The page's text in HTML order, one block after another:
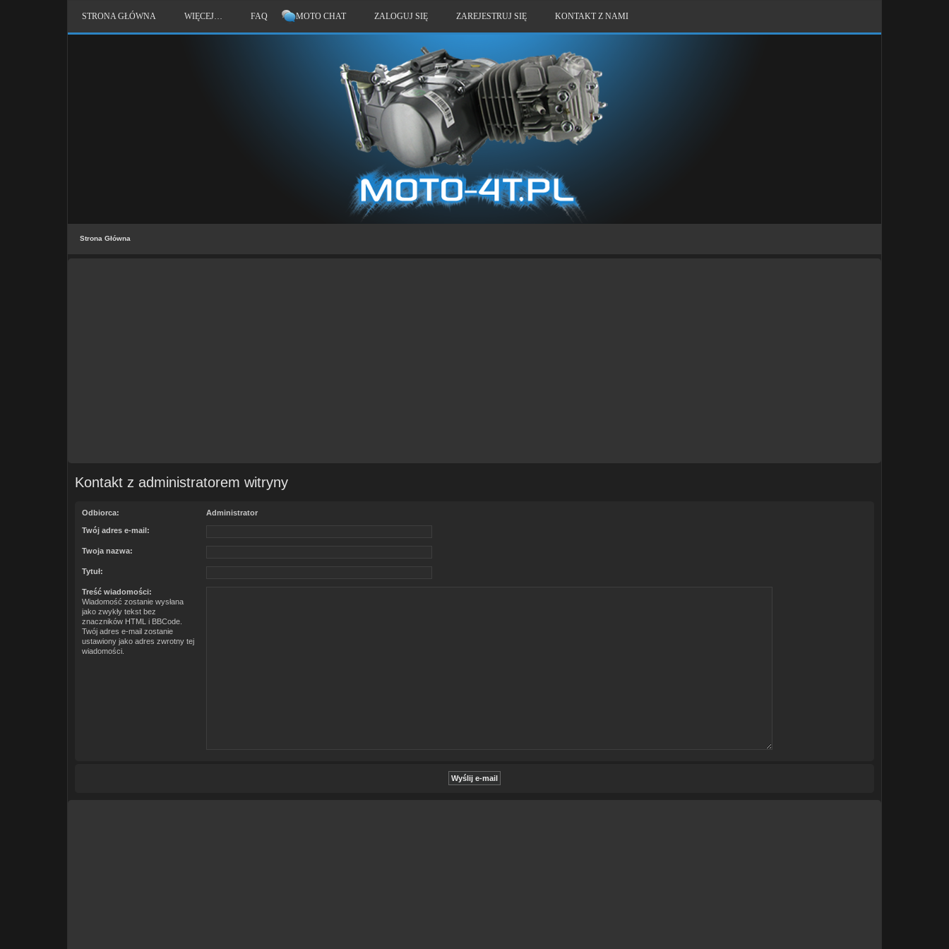
STRONA GŁÓWNA WIĘCEJ… FAQ MOTO CHAT ZALOGUJ SIĘ ZAREJESTRUJ SIĘ KONTAKT Z NAMI
Strona Główna
Kontakt z administratorem witryny
Odbiorca: Administrator
Twój adres e-mail:
Twoja nazwa:
Tytuł:
Treść wiadomości:
Wiadomość zostanie wysłana
jako zwykły tekst bez
znaczników HTML i BBCode.
Twój adres e-mail zostanie
ustawiony jako adres zwrotny tej
wiadomości.